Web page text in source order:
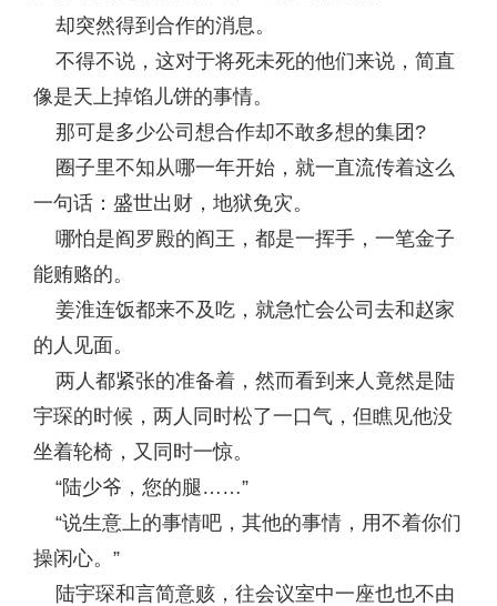
却突然得到合作的消息。
不得不说，这对于将死未死的他们来说，简直
像是天上掉馅儿饼的事情。
那可是多少公司想合作却不敢多想的集团?
圈子里不知从哪一年开始，就一直流传着这么
一句话：盛世出财，地狱免灾。
哪怕是阎罗殿的阎王，都是一挥手，一笔金子
能贿赂的。
姜淮连饭都来不及吃，就急忙会公司去和赵家
的人见面。
两人都紧张的准备着，然而看到来人竟然是陆
宇琛的时候，两人同时松了一口气，但瞧见他没
坐着轮椅，又同时一惊。
“陆少爷，您的腿……”
“说生意上的事情吧，其他的事情，用不着你们
操闲心。”
陆宇琛和言简意赅，往会议室中一座也也不由